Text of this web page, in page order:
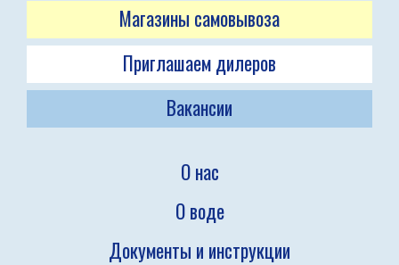
Магазины самовывоза
Приглашаем дилеров
Вакансии
О нас
О воде
Документы и инструкции